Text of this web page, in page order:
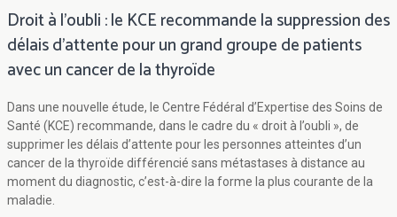
Droit à l’oubli : le KCE recommande la suppression des
délais d’attente pour un grand groupe de patients
avec un cancer de la thyroïde
Dans une nouvelle étude, le Centre Fédéral d’Expertise des Soins de
Santé (KCE) recommande, dans le cadre du « droit à l’oubli », de
supprimer les délais d’attente pour les personnes atteintes d’un
cancer de la thyroïde différencié sans métastases à distance au
moment du diagnostic, c’est-à-dire la forme la plus courante de la
maladie.